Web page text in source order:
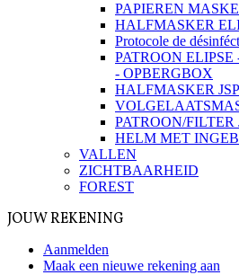
PAPIEREN
HALFMASKER
Protocole de
PATROON
- OPBERGBOX
HALFMASKER JSP
PATROON/FILTER
HELM MET
VALLEN
ZICHTBAARHEID
FOREST
JOUW REKENING
Aanmelden
Maak een nieuwe rekening aan